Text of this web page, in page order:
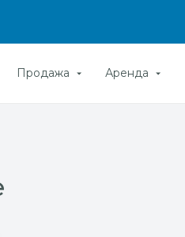
Продажа Аренда